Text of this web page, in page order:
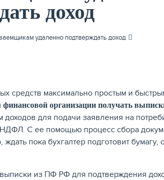
доход
удаленно подтверждать доход
средств максимально простым и
организации получать
для подачи заявления на
С ее помощью процесс сбора
пока бухгалтер подготовит бумагу,